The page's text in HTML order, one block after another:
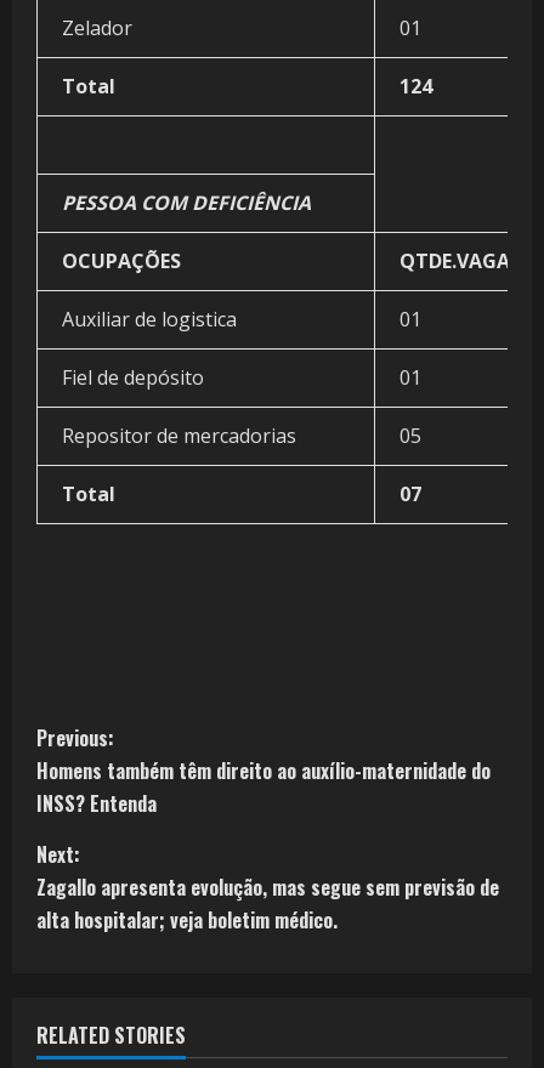
Zelador 01
Total 124
PESSOA COM DEFICIÊNCIA
OCUPAÇÕES QTDE.VAGAS
Auxiliar de logistica 01
Fiel de depósito 01
Repositor de mercadorias 05
Total 07
Previous:
Homens também têm direito ao auxílio-maternidade do
INSS? Entenda
Next:
Zagallo apresenta evolução, mas segue sem previsão de
alta hospitalar; veja boletim médico.
RELATED STORIES